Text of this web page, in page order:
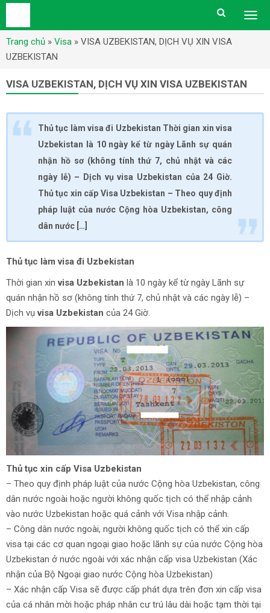
Trang chủ » Visa » VISA UZBEKISTAN, DỊCH VỤ XIN VISA
UZBEKISTAN
VISA UZBEKISTAN, DỊCH VỤ XIN VISA UZBEKISTAN
Thủ tục làm visa đi Uzbekistan Thời gian xin visa
Uzbekistan là 10 ngày kể từ ngày Lãnh sự quán
nhận hồ sơ (không tính thứ 7, chủ nhật và các
ngày lễ) – Dịch vụ visa Uzbekistan của 24 Giờ.
Thủ tục xin cấp Visa Uzbekistan – Theo quy định
pháp luật của nước Cộng hòa Uzbekistan, công
dân nước […]
Thủ tục làm visa đi Uzbekistan
Thời gian xinvisa Uzbekistan là 10 ngày kể từ ngày Lãnh sự
quán nhận hồ sơ (không tính thứ 7, chủ nhật và các ngày lễ) –
Dịch vụvisa Uzbekistan của 24 Giờ.
Thủ tục xin cấp Visa Uzbekistan
– Theo quy định pháp luật của nước Cộng hòa Uzbekistan, công
dân nước ngoài hoặc người không quốc tịch có thể nhập cảnh
vào nước Uzbekistan hoặc quá cảnh với Visa nhập cảnh.
– Công dân nước ngoài, người không quốc tịch có thể xin cấp
visa tại các cơ quan ngoại giao hoặc lãnh sự của nước Cộng hòa
Uzbekistan ở nước ngoài với xác nhận cấp visa Uzbekistan (Xác
nhận của Bộ Ngoại giao nước Cộng hòa Uzbekistan)
– Xác nhận cấp Visa sẽ được cấp phát dựa trên đơn xin cấp visa
của cá nhân mời hoặc pháp nhân cư trú lâu dài hoặc tạm thời tại